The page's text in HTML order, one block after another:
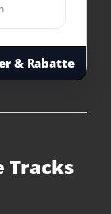
& Rabatte
Tracks